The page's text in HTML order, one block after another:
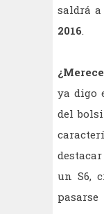
saldrá
2016.
ya digo
del
un S6,